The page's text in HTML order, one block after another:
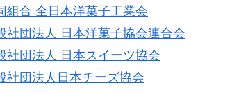
組合 全日本洋菓子工業会
社団法人 日本洋菓子協会連合会
社団法人 日本スイーツ協会
社団法人日本チーズ協会